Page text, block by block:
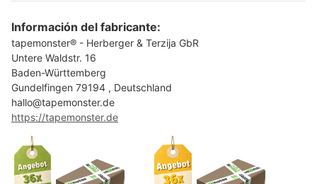
Información del fabricante:
tapemonster® - Herberger & Terzija GbR
Untere Waldstr. 16
Baden-Württemberg
Gundelfingen 79194 , Deutschland
hallo@tapemonster.de
https://tapemonster.de